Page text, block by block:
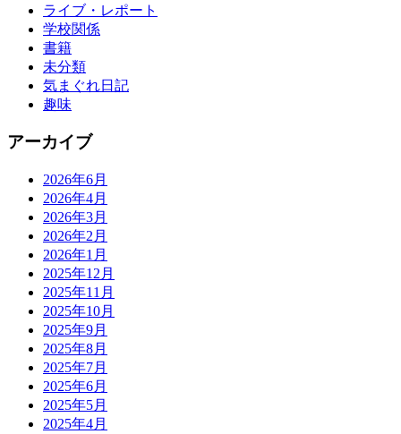
ライブ・レポート
学校関係
書籍
未分類
気まぐれ日記
趣味
アーカイブ
2026年6月
2026年4月
2026年3月
2026年2月
2026年1月
2025年12月
2025年11月
2025年10月
2025年9月
2025年8月
2025年7月
2025年6月
2025年5月
2025年4月